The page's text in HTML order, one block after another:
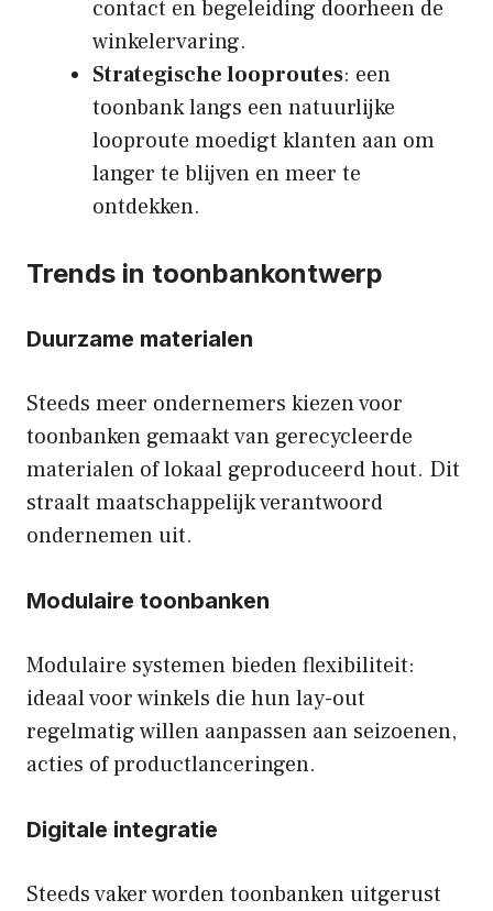
contact en begeleiding doorheen de
winkelervaring.
Strategische looproutes: een
toonbank langs een natuurlijke
looproute moedigt klanten aan om
langer te blijven en meer te
ontdekken.
Trends in toonbankontwerp
Duurzame materialen
Steeds meer ondernemers kiezen voor
toonbanken gemaakt van gerecycleerde
materialen of lokaal geproduceerd hout. Dit
straalt maatschappelijk verantwoord
ondernemen uit.
Modulaire toonbanken
Modulaire systemen bieden flexibiliteit:
ideaal voor winkels die hun lay-out
regelmatig willen aanpassen aan seizoenen,
acties of productlanceringen.
Digitale integratie
Steeds vaker worden toonbanken uitgerust